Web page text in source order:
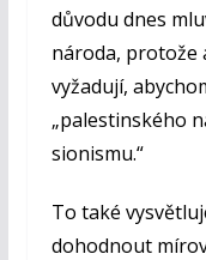
důvodu dnes
národa, protože
vyžadují,
„palestinského
sionismu.“
To také
dohodnout